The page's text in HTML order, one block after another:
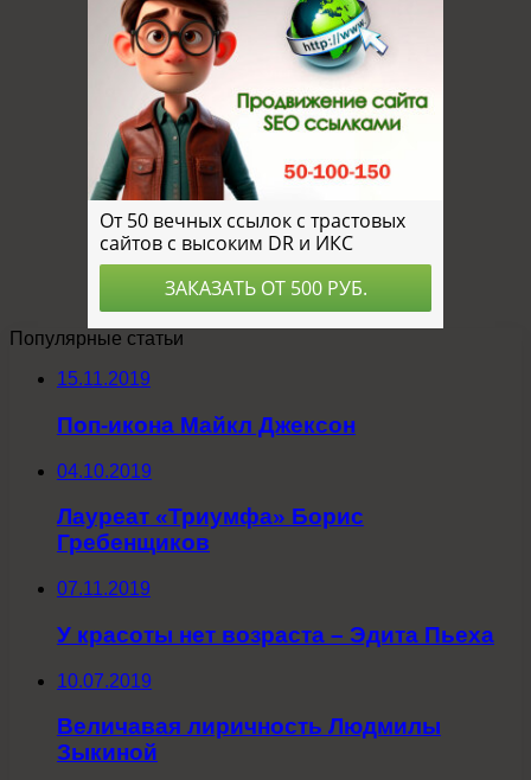
Популярные статьи
15.11.2019
Поп-икона Майкл Джексон
04.10.2019
Лауреат «Триумфа» Борис
Гребенщиков
07.11.2019
У красоты нет возраста – Эдита Пьеха
10.07.2019
Величавая лиричность Людмилы
Зыкиной